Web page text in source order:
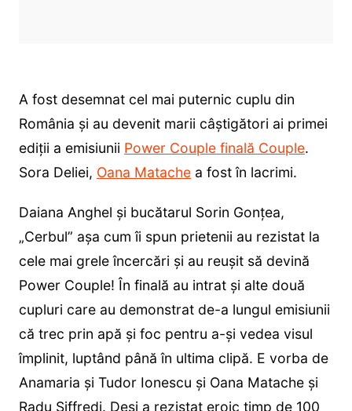
A fost desemnat cel mai puternic cuplu din
România și au devenit marii câștigători ai primei
ediții a emisiunii Power Couple finală Couple.
Sora Deliei, Oana Matachea fost în lacrimi.
Daiana Anghel și bucătarul Sorin Gonțea,
„Cerbul” așa cum îi spun prietenii au rezistat la
cele mai grele încercări și au reușit să devină
Power Couple! În finală au intrat și alte două
cupluri care au demonstrat de-a lungul emisiunii
că trec prin apă și foc pentru a-și vedea visul
împlinit, luptând până în ultima clipă. E vorba de
Anamaria și Tudor Ionescu și Oana Matache și
Radu Siffredi. Deși a rezistat eroic timp de 100